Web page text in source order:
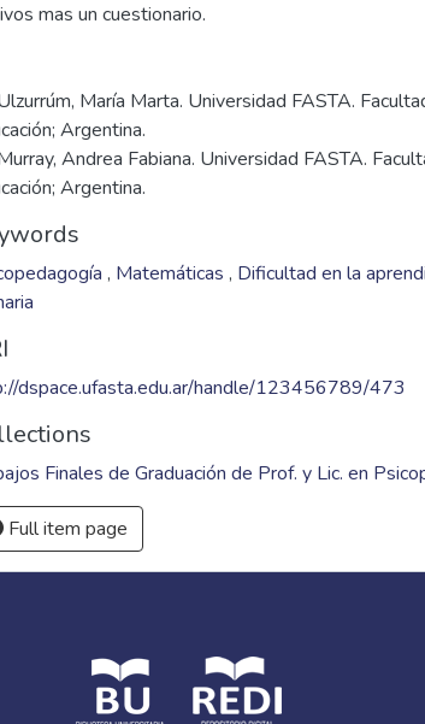
mas un cuestionario.
María Marta. Universidad FASTA.
Argentina.
Andrea Fabiana. Universidad FASTA.
Argentina.
, Matemáticas , Dificultad en la
dspace.ufasta.edu.ar/handle/123456789/473
Finales de Graduación de Prof. y Lic. en
Full item page